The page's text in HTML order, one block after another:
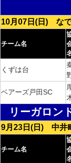
10月07日(日) な
チーム名
くずは台
ベアーズ戸田SC
リーガロン
9月23日(日) 中井
チーム名